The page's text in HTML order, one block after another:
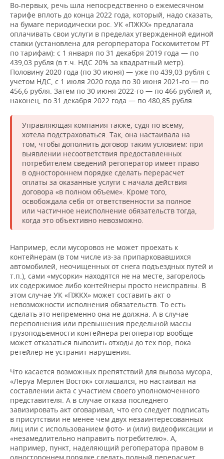
Во-первых, речь шла непосредственно о ежемесячном
тарифе вплоть до конца 2022 года, который, надо сказать,
на бумаге периодически рос. УК «ПЖКХ» предлагала
оплачивать свои услуги в пределах утвержденной единой
ставки (установлена для регорператора Госкомитетом РТ
по тарифам): с 1 января по 31 декабря 2019 года — по
439,03 рубля (в т.ч. НДС 20% за квадратный метр).
Половину 2020 года (по 30 июня) — уже по 439,03 рубля с
учетом НДС, с 1 июля 2020 года по 30 июня 2021-го — по
456,6 рубля. Затем по 30 июня 2022-го — по 466 рублей и,
наконец, по 31 декабря 2022 года — по 480,85 рубля.
Управляющая компания также, судя по всему,
хотела подстраховаться. Так, она настаивала на
том, чтобы дополнить договор таким условием: при
выявлении несоответствия предоставленных
потребителем сведений регоператор имеет право
в одностороннем порядке сделать перерасчет
оплаты за оказанные услуги с начала действия
договора «в полном объеме». Кроме того,
освобождала себя от ответственности за полное
или частичное неисполнение обязательств тогда,
когда это объективно невозможно.
Например, если мусоровоз не может проехать к
контейнерам (в том числе из-за припарковавшихся
автомобилей, неочищенных от снега подъездных путей и
т.п.), сами «мусорки» находятся не на месте, загорелось
их содержимое либо контейнеры просто неисправны. В
этом случае УК «ПЖКХ» может составить акт о
невозможности исполнения обязательств. То есть
сделать это непременно она не должна. А в случае
переполнения или превышения предельной массы
грузоподъемности контейнера регоператор вообще
может отказаться вывозить отходы до тех пор, пока
ретейлер не устранит нарушения.
Что касается возможных препятствий для вывоза мусора,
«Леруа Мерлен Восток» соглашался, но настаивал на
составлении акта с участием своего уполномоченного
представителя. А в случае отказа последнего
завизировать акт оговаривал, что его следует подписать
в присутствии не менее чем двух незаинтересованных
лиц или с использованием фото- и (или) видеофиксации и
«незамедлительно направить потребителю». А,
например, пункт, наделяющий регоператора правом в